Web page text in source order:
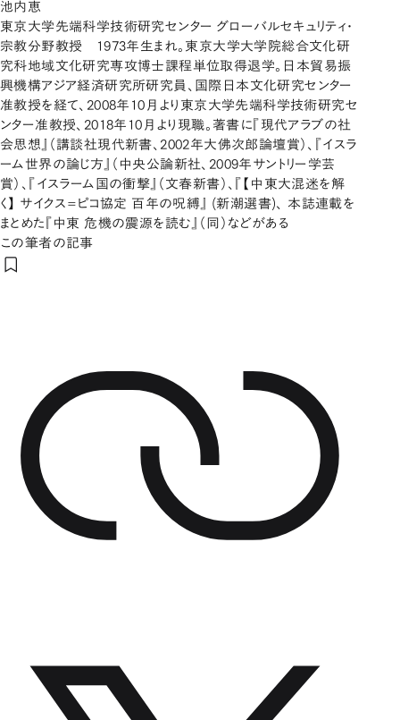
池内恵
東京大学先端科学技術研究センター グローバルセキュリティ・
宗教分野教授 1973年生まれ。東京大学大学院総合文化研
究科地域文化研究専攻博士課程単位取得退学。日本貿易振
興機構アジア経済研究所研究員、国際日本文化研究センター
准教授を経て、2008年10月より東京大学先端科学技術研究セ
ンター准教授、2018年10月より現職。著書に『現代アラブの社
会思想』（講談社現代新書、2002年大佛次郎論壇賞）、『イスラ
ーム世界の論じ方』（中央公論新社、2009年サントリー学芸
賞）、『イスラーム国の衝撃』（文春新書）、『【中東大混迷を解
く】 サイクス=ピコ協定 百年の呪縛』 (新潮選書)、 本誌連載を
まとめた『中東 危機の震源を読む』（同）などがある
この筆者の記事